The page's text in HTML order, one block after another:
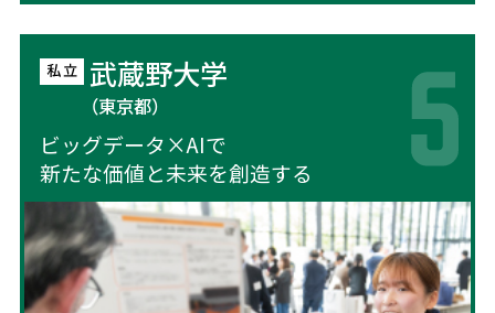
武蔵野大学
（東京都）
ビッグデータ×AIで
新たな価値と未来を創造する